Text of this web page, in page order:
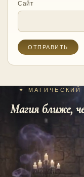
Сайт
✦ МАГИЧЕСКИЙ
Магия ближе,